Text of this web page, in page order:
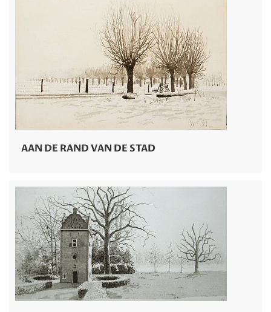
AAN DE RAND VAN DE STAD